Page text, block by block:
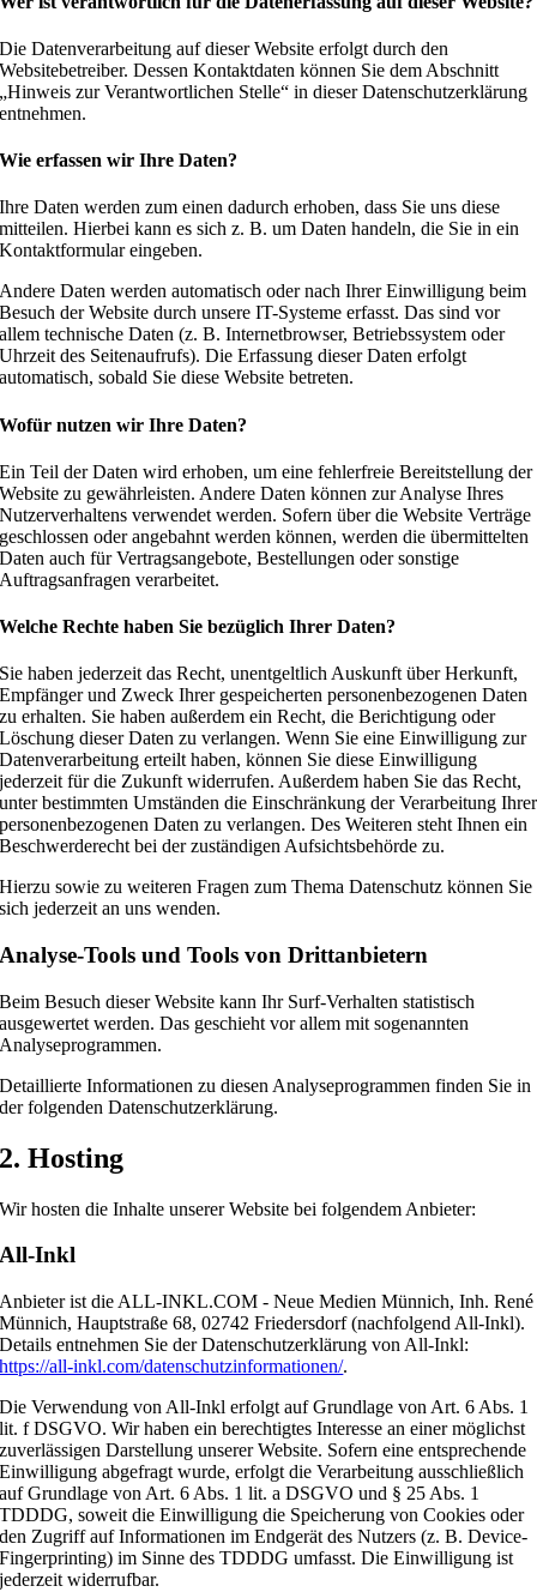
Die Datenverarbeitung auf dieser Website erfolgt durch den
Websitebetreiber. Dessen Kontaktdaten können Sie dem Abschnitt
„Hinweis zur Verantwortlichen Stelle“ in dieser Datenschutzerklärung
entnehmen.
Wie erfassen wir Ihre Daten?
Ihre Daten werden zum einen dadurch erhoben, dass Sie uns diese
mitteilen. Hierbei kann es sich z. B. um Daten handeln, die Sie in ein
Kontaktformular eingeben.
Andere Daten werden automatisch oder nach Ihrer Einwilligung beim
Besuch der Website durch unsere IT-Systeme erfasst. Das sind vor
allem technische Daten (z. B. Internetbrowser, Betriebssystem oder
Uhrzeit des Seitenaufrufs). Die Erfassung dieser Daten erfolgt
automatisch, sobald Sie diese Website betreten.
Wofür nutzen wir Ihre Daten?
Ein Teil der Daten wird erhoben, um eine fehlerfreie Bereitstellung der
Website zu gewährleisten. Andere Daten können zur Analyse Ihres
Nutzerverhaltens verwendet werden. Sofern über die Website Verträge
geschlossen oder angebahnt werden können, werden die übermittelten
Daten auch für Vertragsangebote, Bestellungen oder sonstige
Auftragsanfragen verarbeitet.
Welche Rechte haben Sie bezüglich Ihrer Daten?
Sie haben jederzeit das Recht, unentgeltlich Auskunft über Herkunft,
Empfänger und Zweck Ihrer gespeicherten personenbezogenen Daten
zu erhalten. Sie haben außerdem ein Recht, die Berichtigung oder
Löschung dieser Daten zu verlangen. Wenn Sie eine Einwilligung zur
Datenverarbeitung erteilt haben, können Sie diese Einwilligung
jederzeit für die Zukunft widerrufen. Außerdem haben Sie das Recht,
unter bestimmten Umständen die Einschränkung der Verarbeitung Ihrer
personenbezogenen Daten zu verlangen. Des Weiteren steht Ihnen ein
Beschwerderecht bei der zuständigen Aufsichtsbehörde zu.
Hierzu sowie zu weiteren Fragen zum Thema Datenschutz können Sie
sich jederzeit an uns wenden.
Analyse-Tools und Tools von Dritt­anbietern
Beim Besuch dieser Website kann Ihr Surf-Verhalten statistisch
ausgewertet werden. Das geschieht vor allem mit sogenannten
Analyseprogrammen.
Detaillierte Informationen zu diesen Analyseprogrammen finden Sie in
der folgenden Datenschutzerklärung.
2. Hosting
Wir hosten die Inhalte unserer Website bei folgendem Anbieter:
All-Inkl
Anbieter ist die ALL-INKL.COM - Neue Medien Münnich, Inh. René
Münnich, Hauptstraße 68, 02742 Friedersdorf (nachfolgend All-Inkl).
Details entnehmen Sie der Datenschutzerklärung von All-Inkl:
https://all-inkl.com/datenschutzinformationen/.
Die Verwendung von All-Inkl erfolgt auf Grundlage von Art. 6 Abs. 1
lit. f DSGVO. Wir haben ein berechtigtes Interesse an einer möglichst
zuverlässigen Darstellung unserer Website. Sofern eine entsprechende
Einwilligung abgefragt wurde, erfolgt die Verarbeitung ausschließlich
auf Grundlage von Art. 6 Abs. 1 lit. a DSGVO und § 25 Abs. 1
TDDDG, soweit die Einwilligung die Speicherung von Cookies oder
den Zugriff auf Informationen im Endgerät des Nutzers (z. B. Device-
Fingerprinting) im Sinne des TDDDG umfasst. Die Einwilligung ist
jederzeit widerrufbar.